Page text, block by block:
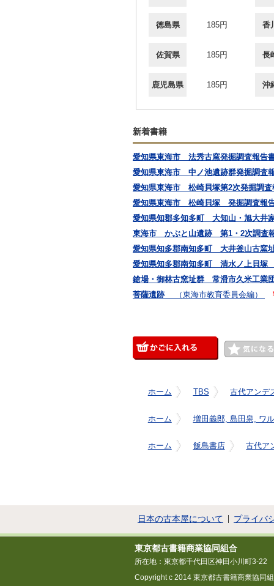
徳島県 185円 香
佐賀県 185円 長
鹿児島県 185円 沖
新着書籍
愛知県東海市 法秀古窯発掘調査報告
愛知県東海市 中ノ池遺跡群発掘調査
愛知県東海市 松崎貝塚第2次発掘調
愛知県東海市 松崎貝塚 発掘調査報
愛知県知郡多知多町 大知山・旭大井
東海市 かぶと山遺跡 第1・2次調査
愛知県知多郡南知多町 大井釜山古窯
愛知県知多郡南知多町 清水ノ上貝塚
鎗場・御林古窯址群 常滑市久米工業
菩薩遺跡
（東海市教育委員会編）
ホーム TBS 古代アン
ホーム 増田義郎, 島田泉, ワ
ホーム 飯島書店 古代ア
日本の古本屋について プライバ
東京都古書籍商業協同組合
所在地：東京都千代田区神田小川町3-22
Copyright c 2014 東京都古書籍商業協同